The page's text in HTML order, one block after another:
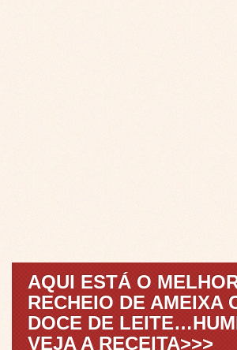
AQUI ESTÁ O
RECHEIO DE AMEIXA
DOCE DE
VEJA A RECEITA>>>